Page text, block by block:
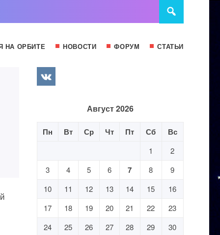
НА ОРБИТЕ НОВОСТИ ФОРУМ СТАТЬИ
Август 2026
Пн Вт Ср Чт Пт Сб Вс
1
2
3
4 5 6 7 8
9
10
11 12 13 14 15
16
17
18 19 20 21 22
23
24
25 26 27 28 29
30